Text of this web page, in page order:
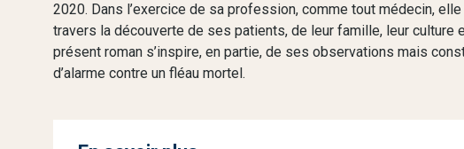
2020. Dans l’exercice de sa profession, comme tout médecin,
travers la découverte de ses patients, de leur famille, leur culture
présent roman s’inspire, en partie, de ses observations mais
d’alarme contre un fléau mortel.